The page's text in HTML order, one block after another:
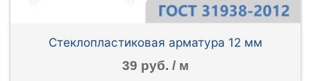
Стеклопластиковая арматура 12 мм
39 руб. / м